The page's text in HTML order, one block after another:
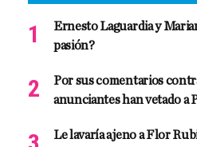
Ernesto Laguardia y
pasión?
Por sus comentarios
anunciantes han vetado a
Le lavaría ajeno a Flor